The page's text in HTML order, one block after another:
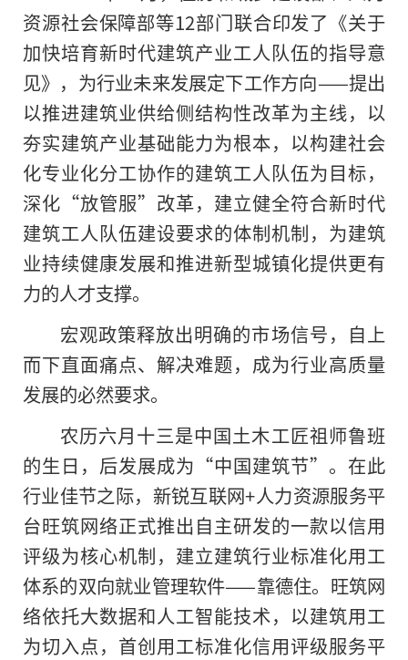
资源社会保障部等12部门联合印发了《关于
加快培育新时代建筑产业工人队伍的指导意
见》，为行业未来发展定下工作方向——提出
以推进建筑业供给侧结构性改革为主线，以
夯实建筑产业基础能力为根本，以构建社会
化专业化分工协作的建筑工人队伍为目标，
深化“放管服”改革，建立健全符合新时代
建筑工人队伍建设要求的体制机制，为建筑
业持续健康发展和推进新型城镇化提供更有
力的人才支撑。
宏观政策释放出明确的市场信号，自上
而下直面痛点、解决难题，成为行业高质量
发展的必然要求。
农历六月十三是中国土木工匠祖师鲁班
的生日，后发展成为“中国建筑节”。在此
行业佳节之际，新锐互联网+人力资源服务平
台旺筑网络正式推出自主研发的一款以信用
评级为核心机制，建立建筑行业标准化用工
体系的双向就业管理软件——靠德住。旺筑网
络依托大数据和人工智能技术，以建筑用工
为切入点，首创用工标准化信用评级服务平